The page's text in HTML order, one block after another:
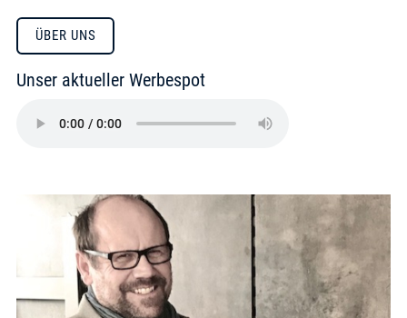
ÜBER UNS
Unser aktueller Werbespot